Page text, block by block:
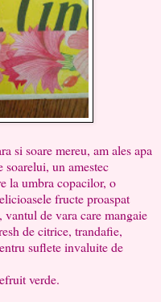
mereu, am ales apa
un amestec
la umbra copacilor, o
fructe proaspat
vantul de vara care mangaie
de citrice, trandafie,
suflete invaluite de
verde.